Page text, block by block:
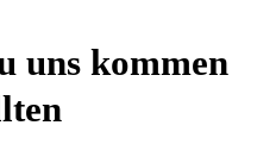
uns kommen